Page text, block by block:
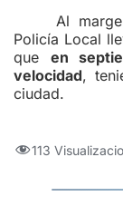
Al
Policía Local
que en
velocidad,
ciudad.
113